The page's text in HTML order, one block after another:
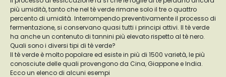
più umidità, tanto che nel tè verde rimane solo il tre o quattro
percento di umidità. Interrompendo preventivamente il processo di
fermentazione, si conservano quasi tutti i principi attivi. Il tè verde
ha anche un contenuto di tannini più elevato rispetto al tè nero.
Quali sono i diversi tipi di tè verde?
Il tè verde è molto popolare ed esiste in più di 1500 varietà, le più
conosciute delle quali provengono da Cina, Giappone e India.
Ecco un elenco di alcuni esempi